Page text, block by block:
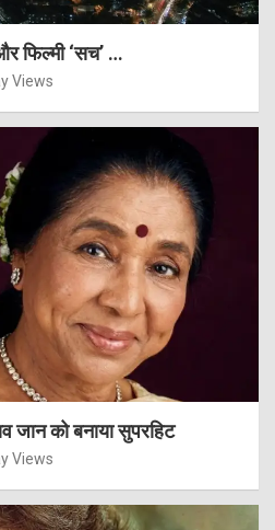
फिल्मी ‘सच’ …
Views
जान को बनाया सुपरहिट
Views